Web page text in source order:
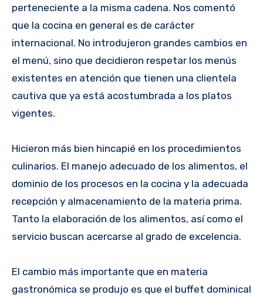
perteneciente a la misma cadena. Nos comentó
que la cocina en general es de carácter
internacional. No introdujeron grandes cambios en
el menú, sino que decidieron respetar los menús
existentes en atención que tienen una clientela
cautiva que ya está acostumbrada a los platos
vigentes.
Hicieron más bien hincapié en los procedimientos
culinarios. El manejo adecuado de los alimentos, el
dominio de los procesos en la cocina y la adecuada
recepción y almacenamiento de la materia prima.
Tanto la elaboración de los alimentos, así como el
servicio buscan acercarse al grado de excelencia.
El cambio más importante que en materia
gastronómica se produjo es que el buffet dominical